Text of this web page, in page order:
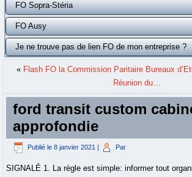
FO Sopra-Stéria
FO Ausy
Je ne trouve pas de lien FO de mon entreprise ?
« Flash FO la Commission Paritaire Bureaux
Réunion du…
ford transit custom
approfondie
Publié le 8 janvier 2021 Par
SIGNALÉ 1. La règle est simple: informer tout